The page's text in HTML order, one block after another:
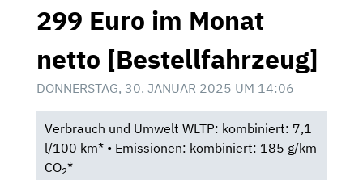
299 Euro im Monat
netto [Bestellfahrzeug]
DONNERSTAG, 30. JANUAR 2025 UM 14:06
Verbrauch und Umwelt WLTP: kombiniert: 7,1
l/100 km* • Emissionen: kombiniert: 185 g/km
CO2*